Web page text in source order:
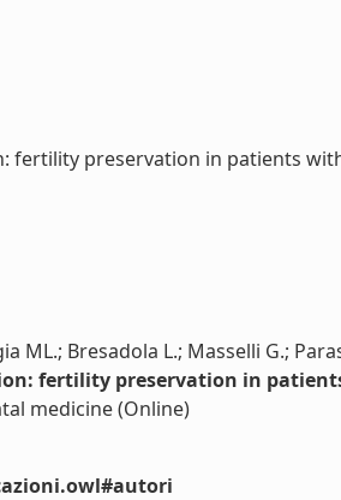
fertility preservation in patients
ML.; Bresadola L.; Masselli G.;
fertility preservation in
medicine (Online)